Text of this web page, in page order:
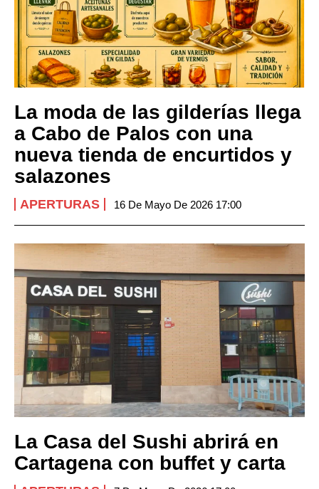
La moda de las gilderías llega
a Cabo de Palos con una
nueva tienda de encurtidos y
salazones
APERTURAS 16 De Mayo De 2026 17:00
La Casa del Sushi abrirá en
Cartagena con buffet y carta